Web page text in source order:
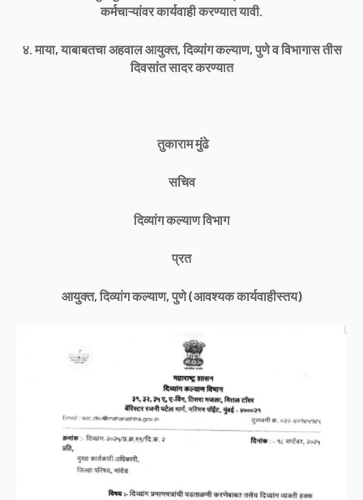
कर्मचाऱ्यांवर कार्यवाही करण्यात यावी.
४. माया, याबाबतचा अहवाल आयुक्त, दिव्यांग कल्याण, पुणे व विभागास तीस
दिवसांत सादर करण्यात
तुकाराम मुंढे
सचिव
दिव्यांग कल्याण विभाग
प्रत
आयुक्त, दिव्यांग कल्याण, पुणे (आवश्यक कार्यवाहीस्तय)